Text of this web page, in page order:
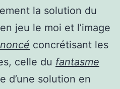
la solution du
jeu le moi et l’image
concrétisant les
celle du fantasme
d’une solution en